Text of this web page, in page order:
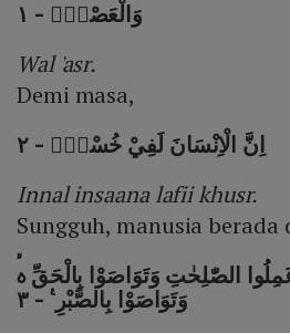
وَالْعَصْرِۙ - ١
Wal 'asr.
Demi masa,
اِنَّ الْاِنْسَانَ لَفِيْ خُسْرٍۙ - ٢
Innal insaana lafii khusr.
Sungguh, manusia berada
الصّٰلِحٰتِ وَتَوَاصَوْا بِالْحَقِّ ەۙ
وَتَوَاصَوْا بِالصَّبْرِ ࣖ - ٣